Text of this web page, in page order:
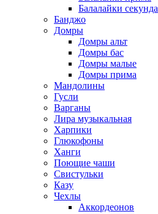
Балалайки секунда
Банджо
Домры
Домры альт
Домры бас
Домры малые
Домры прима
Мандолины
Гусли
Варганы
Лира музыкальная
Харпики
Глюкофоны
Ханги
Поющие чаши
Свистульки
Казу
Чехлы
Аккордеонов